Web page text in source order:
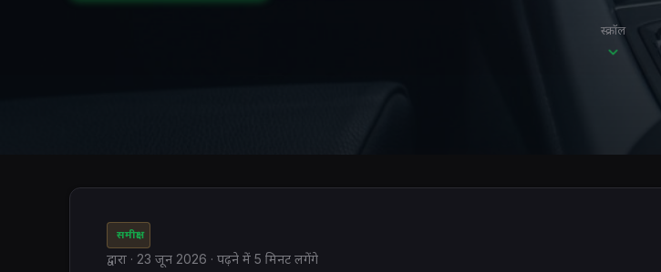
स्क्रॉल
समीक्षा
द्वारा · 23 जून 2026 · पढ़ने में 5 मिनट लगेंगे